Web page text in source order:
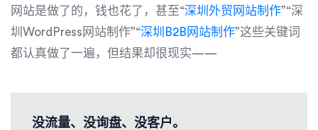
网站是做了的，钱也花了，甚至“深圳外贸网站制作”“深
圳WordPress网站制作”“深圳B2B网站制作”这些关键词
都认真做了一遍，但结果却很现实——
没流量、没询盘、没客户。